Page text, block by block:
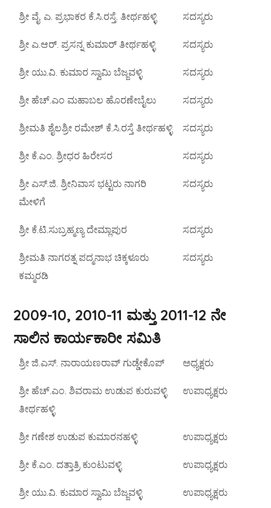
ಶ್ರೀ ವೈ. ಎ. ಪ್ರಭಾಕರ ಕೆ.ಸಿ.ರಸ್ತೆ. ತೀರ್ಥಹಳ್ಳಿ ಸದಸ್ಯರು
ಶ್ರೀ ಎ.ಆರ್. ಪ್ರಸನ್ನ ಕುಮಾರ್ ತೀರ್ಥಹಳ್ಳಿ ಸದಸ್ಯರು
ಶ್ರೀ ಯು.ವಿ. ಕುಮಾರ ಸ್ವಾಮಿ ಬೆಜ್ಜವಳ್ಳಿ ಸದಸ್ಯರು
ಶ್ರೀ ಹೆಚ್.ಎಂ ಮಹಾಬಲ ಹೊರಣೇಬೈಲು ಸದಸ್ಯರು
ಶ್ರೀಮತಿ ಶೈಲಶ್ರೀ ರಮೇಶ್ ಕೆ.ಸಿ.ರಸ್ತೆ ತೀರ್ಥಹಳ್ಳಿ ಸದಸ್ಯರು
ಶ್ರೀ ಕೆ.ಎಂ. ಶ್ರೀಧರ ಹಿರೇಸರ ಸದಸ್ಯರು
ಶ್ರೀ ಎಸ್.ಜಿ. ಶ್ರೀನಿವಾಸ ಭಟ್ಟರು ನಾಗರಿ
ಮೇಳಿಗೆ
ಸದಸ್ಯರು
ಶ್ರೀ ಕೆ.ಟಿ.ಸುಬ್ರಹ್ಮಣ್ಯ ದೇಮ್ಲಾಪುರ ಸದಸ್ಯರು
ಶ್ರೀಮತಿ ನಾಗರತ್ನ ಪದ್ಮನಾಭ ಚಿಕ್ಕಳೂರು
ಕಮ್ಮರಡಿ
ಸದಸ್ಯರು
2009-10, 2010-11 ಮತ್ತು 2011-12 ನೇ
ಸಾಲಿನ ಕಾರ್ಯಕಾರೀ ಸಮಿತಿ
ಶ್ರೀ ಜಿ.ಎಸ್. ನಾರಾಯಣರಾವ್ ಗುಡ್ಡೇಕೊಪ್ ಅಧ್ಯಕ್ಷರು
ಶ್ರೀ ಹೆಚ್.ಎಂ. ಶಿವರಾಮ ಉಡುಪ ಕುರುವಳ್ಳಿ
ತೀರ್ಥಹಳ್ಳಿ
ಉಪಾಧ್ಯಕ್ಷರು
ಶ್ರೀ ಗಣೇಶ ಉಡುಪ ಕುಮಾರನಹಳ್ಳಿ ಉಪಾಧ್ಯಕ್ಷರು
ಶ್ರೀ ಕೆ.ಎಂ. ದತ್ತಾತ್ರಿ ಕುಂಟುವಳ್ಳಿ ಉಪಾಧ್ಯಕ್ಷರು
ಶ್ರೀ ಯು.ವಿ. ಕುಮಾರ ಸ್ವಾಮಿ ಬೆಜ್ಜವಳ್ಳಿ ಉಪಾಧ್ಯಕ್ಷರು